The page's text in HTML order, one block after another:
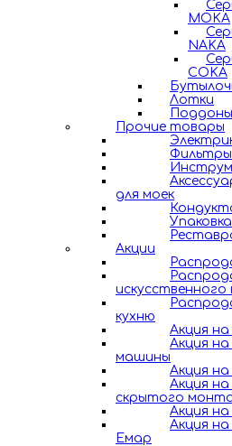
MOKA
NAKA
COKA
Лотки
Поддоны
Прочие товары
для моек
Акции
искусственного
кухню
Акция
Акция
машины
Акция
Акция
скрытого
Акция
Акция
Емар